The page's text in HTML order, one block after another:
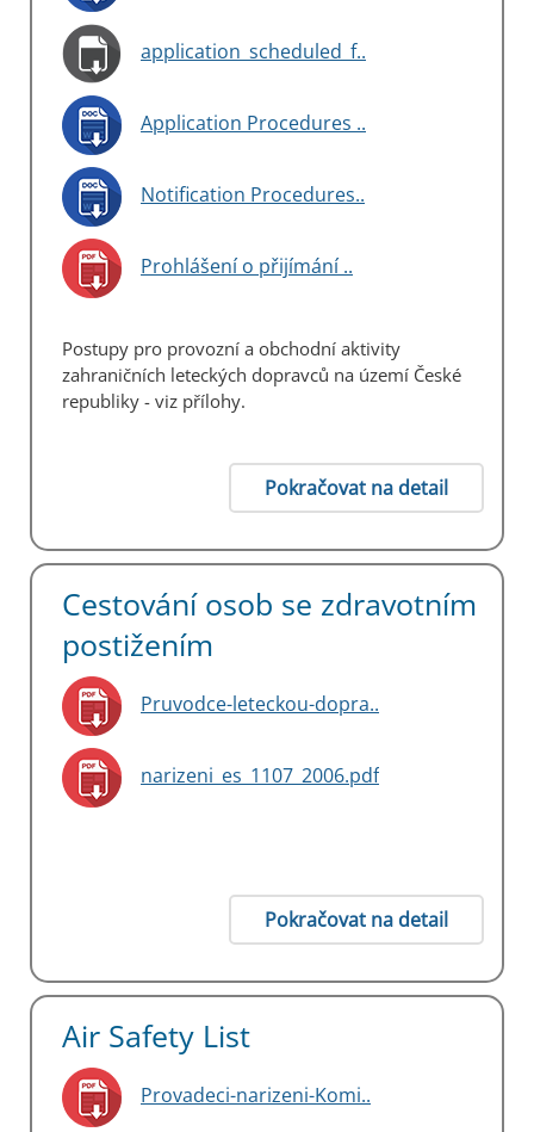
application_scheduled_f..
Application Procedures ..
Notification Procedures..
Prohlášení o přijímání ..
Postupy pro provozní a obchodní aktivity
zahraničních leteckých dopravců na území České
republiky - viz přílohy.
Pokračovat na detail
Cestování osob se zdravotním
postižením
Pruvodce-leteckou-dopra..
narizeni_es_1107_2006.pdf
Pokračovat na detail
Air Safety List
Provadeci-narizeni-Komi..